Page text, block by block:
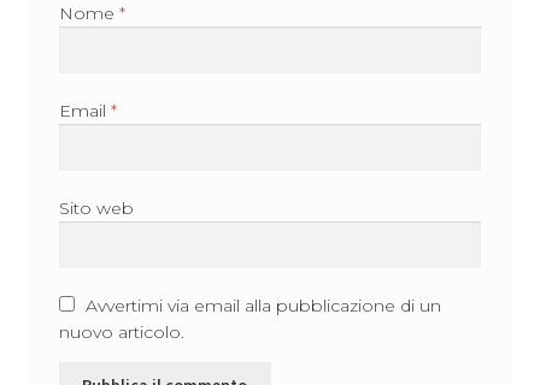
Nome *
Email *
Sito web
Avvertimi via email alla pubblicazione di un
nuovo articolo.